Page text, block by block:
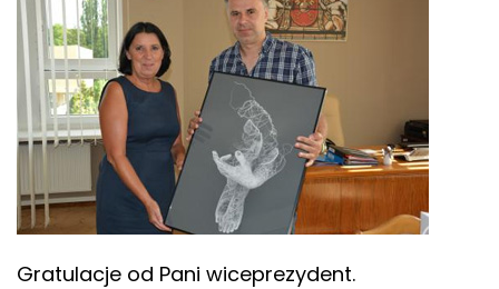
Gratulacje od Pani wiceprezydent.